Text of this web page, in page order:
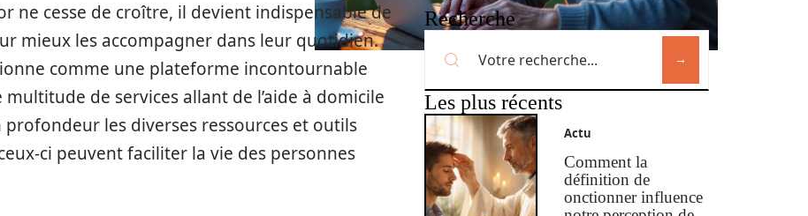
ne cesse de croître, il devient indispensable de
mieux les accompagner dans leur quotidien.
comme une plateforme incontournable
de services allant de l’aide à domicile
les diverses ressources et outils
ci peuvent faciliter la vie des personnes
Recherche
Les plus récents
Actu
Comment la
définition de
onctionner influence